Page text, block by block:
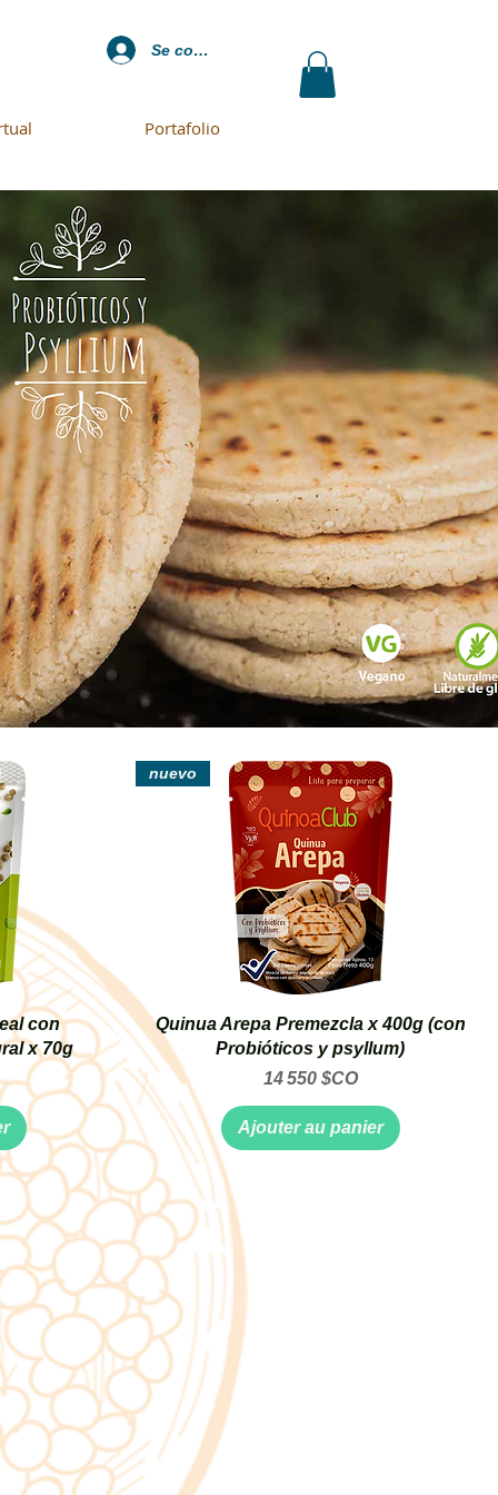
Se connecter
Portafolio
con
x 70g
nuevo
Quinua Arepa Premezcla x 400g (con
Probióticos y psyllum)
Prix
14 550 $CO
Ajouter au panier